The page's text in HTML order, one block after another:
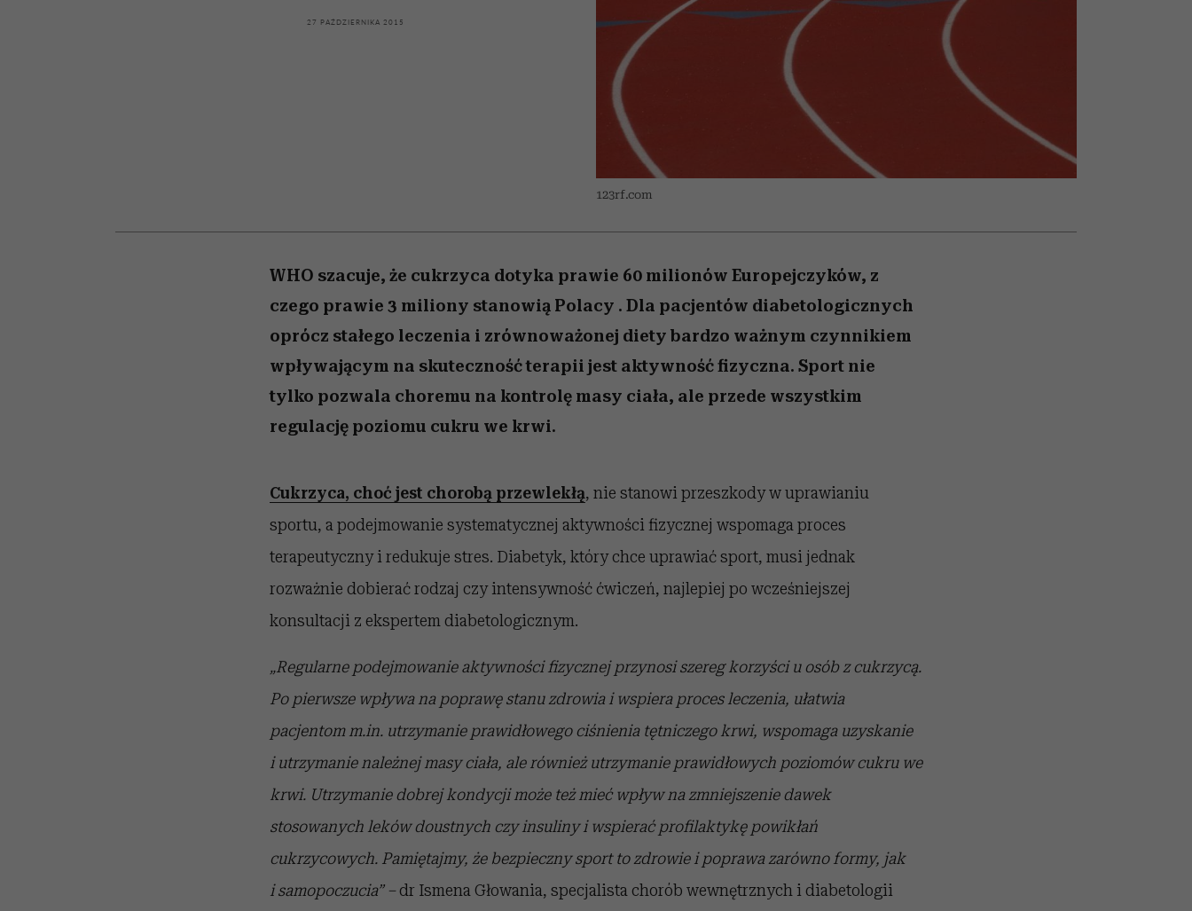
partnerki
oglądanych na Netflixie
najbardziej pożądane
ubrania i marki sezonu
odc. 7]
27 PAŹDZIERNIKA 2015
123rf.com
WHO szacuje, że cukrzyca dotyka prawie 60 milionów Europejczyków, z
czego prawie 3 miliony stanowią Polacy . Dla pacjentów diabetologicznych
oprócz stałego leczenia i zrównoważonej diety bardzo ważnym czynnikiem
wpływającym na skuteczność terapii jest aktywność fizyczna. Sport nie
tylko pozwala choremu na kontrolę masy ciała, ale przede wszystkim
regulację poziomu cukru we krwi.
Cukrzyca, choć jest chorobą przewlekłą, nie stanowi przeszkody w uprawianiu
sportu, a podejmowanie systematycznej aktywności fizycznej wspomaga proces
terapeutyczny i redukuje stres. Diabetyk, który chce uprawiać sport, musi jednak
rozważnie dobierać rodzaj czy intensywność ćwiczeń, najlepiej po wcześniejszej
konsultacji z ekspertem diabetologicznym.
„Regularne podejmowanie aktywności fizycznej przynosi szereg korzyści u osób z cukrzycą.
Po pierwsze wpływa na poprawę stanu zdrowia i wspiera proces leczenia, ułatwia
pacjentom m.in. utrzymanie prawidłowego ciśnienia tętniczego krwi, wspomaga uzyskanie
i utrzymanie należnej masy ciała, ale również utrzymanie prawidłowych poziomów cukru we
krwi. Utrzymanie dobrej kondycji może też mieć wpływ na zmniejszenie dawek
stosowanych leków doustnych czy insuliny i wspierać profilaktykę powikłań
cukrzycowych. Pamiętajmy, że bezpieczny sport to zdrowie i poprawa zarówno formy, jak
i samopoczucia” –dr Ismena Głowania, specjalista chorób wewnętrznych i diabetologii